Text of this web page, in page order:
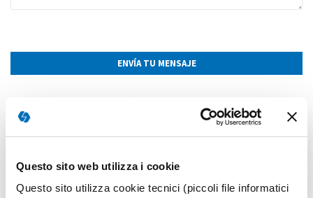
Questo sito web utilizza i cookie
Questo sito utilizza cookie tecnici (piccoli file informatici
ENVÍA TU MENSAJE
Lomas - Virreyes, Lomas de Chapultepec,
TELÉFONO